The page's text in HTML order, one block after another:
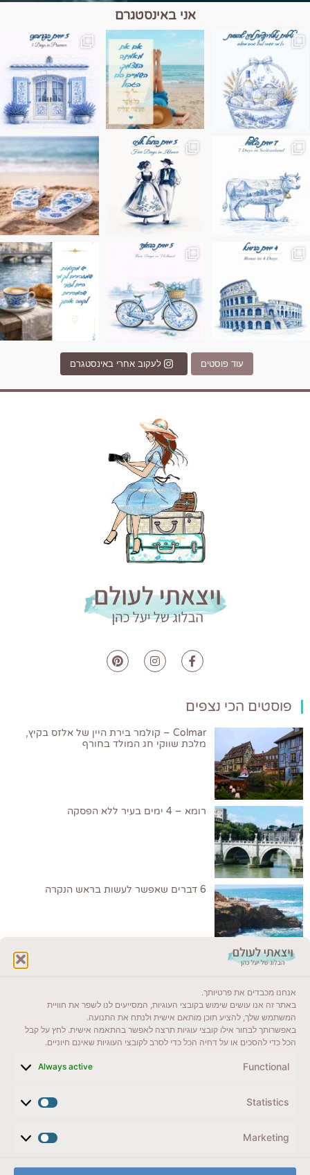
אנחנו מכבדים את פרטיותך.
באתר זה אנו עושים שימוש בקובצי העוגיות, המסייעים לנו לשפר את חוויית
המשתמש שלך, להציע תוכן מותאם אישית ולנתח את התנועה.
באפשרותך לבחור אילו קובצי עוגיות תרצה לאפשר בהתאמה אישית. לחץ על קבל
הכל כדי להסכים או על דחיה הכל כדי לסרב לקובצי העוגיות שאינם חיוניים.
Functional
Always active
Statistics
Marketing
אני באינסטגרם
הם הגבול 💙🩵
בחבל אלזס צרפת
בחופשה שבו הכל נהיה פשוט יותר. החול, הי
Instagram post
Instagram post 17994326828955248
עוד פוסטים לעקוב אחרי באינסטגרם
פוסטים הכי נצפים
Colmar – קולמר בירת היין של אלזס בקיץ,
מלכת שווקי חג המולד בחורף
רומא – 4 ימים בעיר ללא הפסקה
6 דברים שאפשר לעשות בראש הנקרה
ייעדים מומלצים
מדריכים ועזרים
לשליחת הודעת וואטסאפ
veyatsati.laolam@gmail.com